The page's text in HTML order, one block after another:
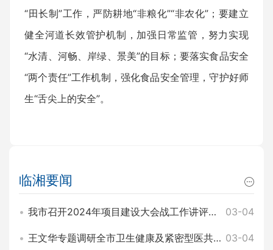
“田长制”工作，严防耕地“非粮化”“非农化”；要建立
健全河道长效管护机制，加强日常监管，努力实现
“水清、河畅、岸绿、景美”的目标；要落实食品安全
“两个责任”工作机制，强化食品安全管理，守护好师
生“舌尖上的安全”。
临湘要闻
我市召开2024年项目建设大会战工作讲评暨2025年园区项目建设大会战工作动员会 王文华 刘琦出席 03-04
王文华专题调研全市卫生健康及紧密型医共体建设工作 刘琦参加 03-04